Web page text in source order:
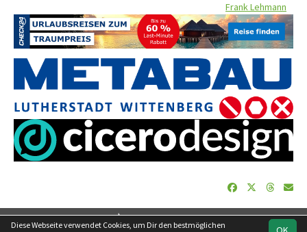
Frank Lehmann
soccero.de
Diese Webseite verwendet Cookies, um Dir den bestmöglichen